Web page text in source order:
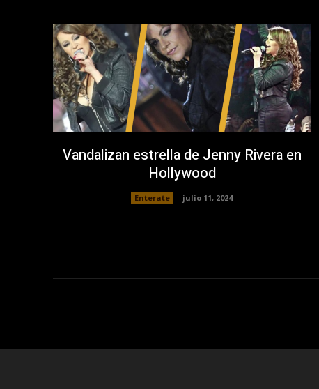
Vandalizan estrella de Jenny Rivera en
Hollywood
Enterate julio 11, 2024